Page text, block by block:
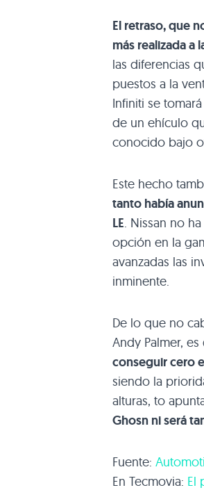
El retraso, que
más realizada a
las diferencias
puestos a la
Infiniti se
de un ehículo
conocido bajo
Este hecho
tanto había
LE. Nissan no
opción en la
avanzadas las
inminente.
De lo que no
Andy Palmer, es
conseguir cero
siendo la
alturas, to
Ghosn ni será
Fuente:
En Tecmovia: El